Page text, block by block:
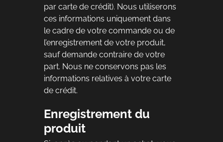
par carte de crédit). Nous utiliserons
ces informations uniquement dans
le cadre de votre commande ou de
l’enregistrement de votre produit,
sauf demande contraire de votre
part. Nous ne conservons pas les
informations relatives à votre carte
de crédit.
Enregistrement du
produit